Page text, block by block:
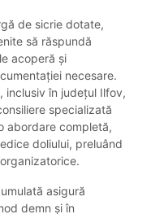
de sicrie dotate,
să răspundă
acoperă și
necesare.
inclusiv în județul Ilfov,
specializată
abordare completă,
doliului, preluând
asigură
demn și în